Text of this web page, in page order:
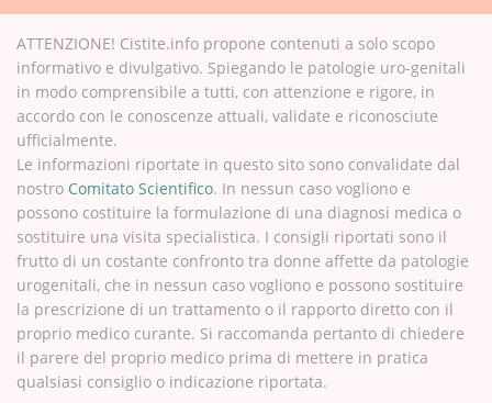
ATTENZIONE! Cistite.info propone contenuti a solo scopo
informativo e divulgativo. Spiegando le patologie uro-genitali
in modo comprensibile a tutti, con attenzione e rigore, in
accordo con le conoscenze attuali, validate e riconosciute
ufficialmente.
Le informazioni riportate in questo sito sono convalidate dal
nostro Comitato Scientifico. In nessun caso vogliono e
possono costituire la formulazione di una diagnosi medica o
sostituire una visita specialistica. I consigli riportati sono il
frutto di un costante confronto tra donne affette da patologie
urogenitali, che in nessun caso vogliono e possono sostituire
la prescrizione di un trattamento o il rapporto diretto con il
proprio medico curante. Si raccomanda pertanto di chiedere
il parere del proprio medico prima di mettere in pratica
qualsiasi consiglio o indicazione riportata.